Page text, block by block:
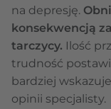
na depresję.
konsekwencją
tarczycy. Ilość
trudność
bardziej
opinii specjalisty.